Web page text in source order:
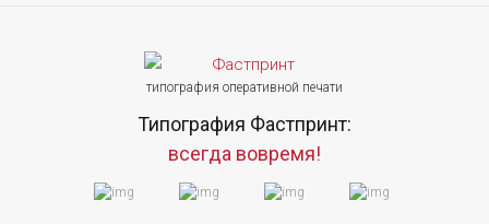
типография оперативной печати
Типография Фастпринт:
всегда вовремя!